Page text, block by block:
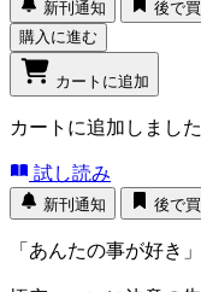
新刊通知
後で
購入に進む
カートに追加
カートに追加しました
試し読み
新刊通知 後で
「あんたの事が好き